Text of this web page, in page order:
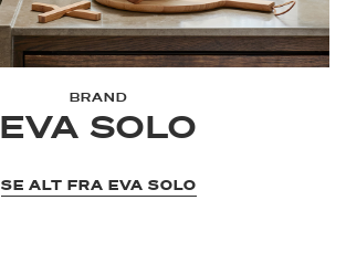
BRAND
EVA SOLO
SE ALT FRA EVA SOLO